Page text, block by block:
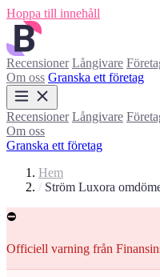
Hoppa till innehåll
Recensioner Långivare
Om oss Granska ett företag
Recensioner Långivare
Om oss
Granska ett företag
Hem
/ Ström Luxora
⛔
Officiell varning från